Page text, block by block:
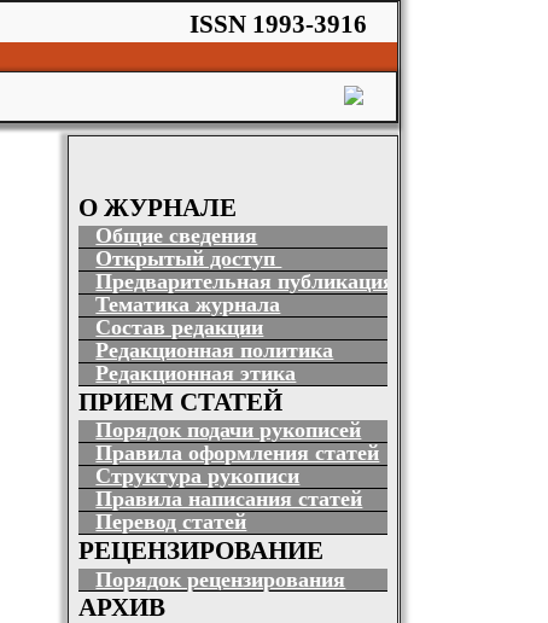
ISSN 1993-3916
О ЖУРНАЛЕ
Общие сведения
Открытый доступ
Предварительная публикация
Тематика журнала
Состав редакции
Редакционная политика
Редакционная этика
ПРИЕМ СТАТЕЙ
Порядок подачи рукописей
Правила оформления статей
Структура рукописи
Правила написания статей
Перевод статей
РЕЦЕНЗИРОВАНИЕ
Порядок рецензирования
АРХИВ